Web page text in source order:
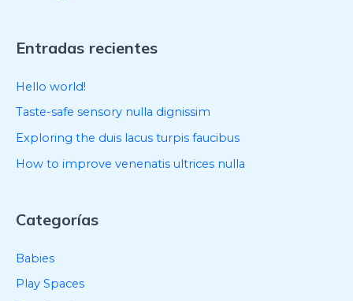
Entradas recientes
Hello world!
Taste-safe sensory nulla dignissim
Exploring the duis lacus turpis faucibus
How to improve venenatis ultrices nulla
Categorías
Babies
Play Spaces